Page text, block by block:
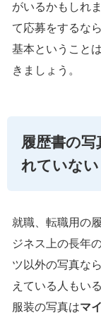
がいるかもしれ
て応募をするな
基本ということ
きましょう。
履歴書の
れていない
就職、転職用の
ジネス上の長年
ツ以外の写真な
えている人もい
服装の写真はマ